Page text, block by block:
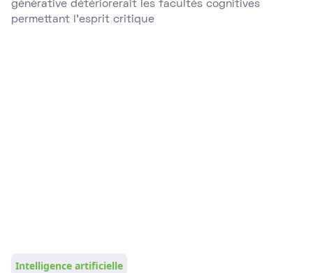
générative détériorerait les facultés cognitives
permettant l’esprit critique
Intelligence artificielle